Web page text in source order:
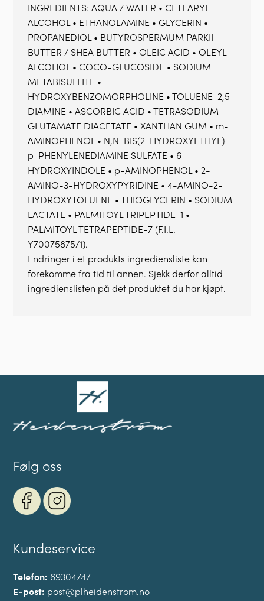
INGREDIENTS: AQUA / WATER • CETEARYL
ALCOHOL • ETHANOLAMINE • GLYCERIN •
PROPANEDIOL • BUTYROSPERMUM PARKII
BUTTER / SHEA BUTTER • OLEIC ACID • OLEYL
ALCOHOL • COCO-GLUCOSIDE • SODIUM
METABISULFITE •
HYDROXYBENZOMORPHOLINE • TOLUENE-2,5-
DIAMINE • ASCORBIC ACID • TETRASODIUM
GLUTAMATE DIACETATE • XANTHAN GUM • m-
AMINOPHENOL • N,N-BIS(2-HYDROXYETHYL)-
p-PHENYLENEDIAMINE SULFATE • 6-
HYDROXYINDOLE • p-AMINOPHENOL • 2-
AMINO-3-HYDROXYPYRIDINE • 4-AMINO-2-
HYDROXYTOLUENE • THIOGLYCERIN • SODIUM
LACTATE • PALMITOYL TRIPEPTIDE-1 •
PALMITOYL TETRAPEPTIDE-7 (F.I.L.
Y70075875/1).
Endringer i et produkts ingrediensliste kan
forekomme fra tid til annen. Sjekk derfor alltid
ingredienslisten på det produktet du har kjøpt.
Følg oss
Kundeservice
Telefon: 69304747
E-post: post@plheidenstrom.no